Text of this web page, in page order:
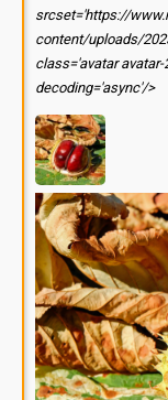
srcset='https://
content/uploads/
class='avatar avatar-
decoding='async'/>